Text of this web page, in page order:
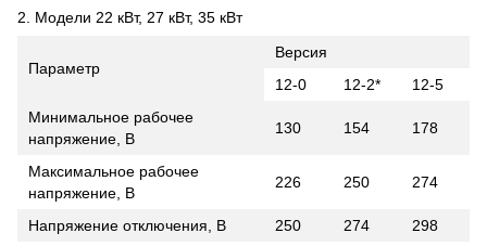
2. Модели 22 кВт, 27 кВт, 35 кВт
Параметр
Версия
12-0
12-2*
12-5
Минимальное рабочее
напряжение, В
130 154 178
Максимальное рабочее
напряжение, В
226 250 274
Напряжение отключения, В 250 274
298